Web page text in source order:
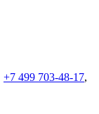
+7 499 703-48-17,